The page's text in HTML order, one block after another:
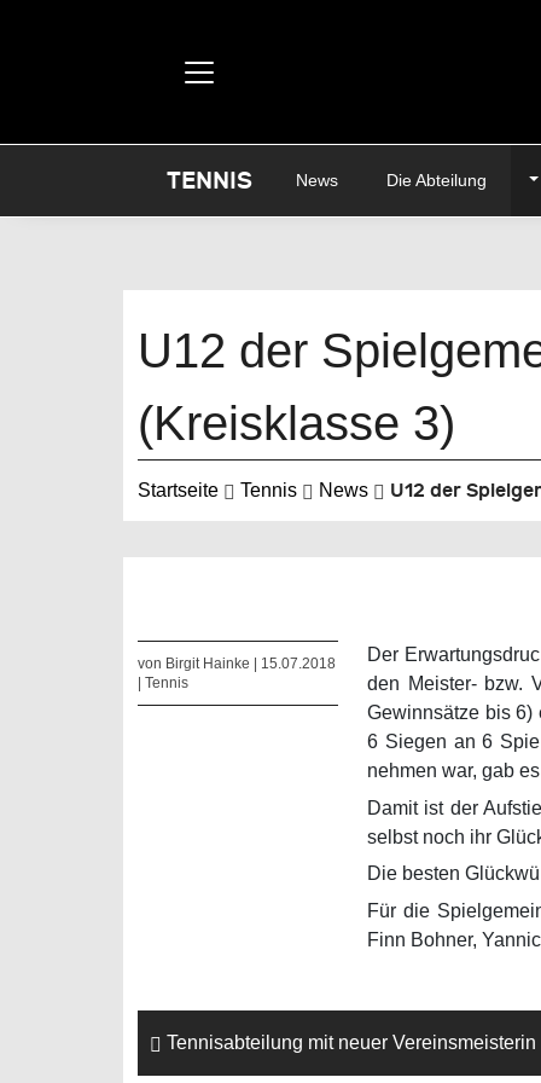
TENNIS News Die Abteilung
U12 der
(Kreisklasse 3)
Startseite Tennis News U12 der
von Birgit Hainke | 15.07.2018
Tennis
Der
den Meister- bzw.
Gewinnsätze bis 6)
6 Siegen an 6
nehmen war, gab
Damit ist der
selbst noch ihr
Die besten
Für die
Finn Bohner,
Tennisabteilung mit neuer Vereinsmeisterin